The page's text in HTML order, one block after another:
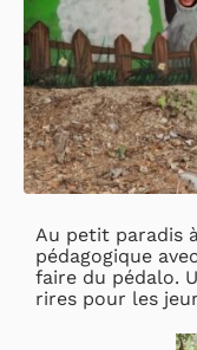
Au petit paradis
pédagogique
faire du pédalo.
rires pour les